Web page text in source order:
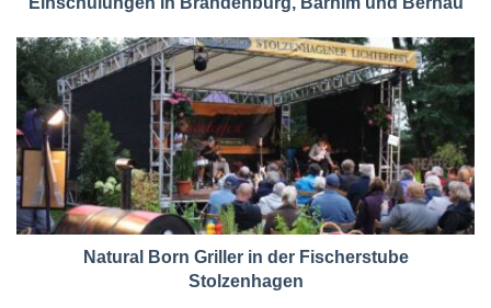
Natural Born Griller in der Fischerstube
Stolzenhagen